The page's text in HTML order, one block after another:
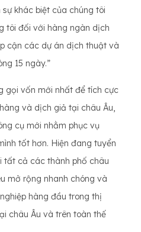
khác biệt của chúng tôi
tôi đối với hàng ngàn dịch
cận các dự án dịch thuật và
15 ngày.”
gọi vốn mới nhất để tích cực
và dịch giả tại châu Âu,
cụ mới nhằm phục vụ
tốt hơn. Hiện đang tuyển
tất cả các thành phố châu
mở rộng nhanh chóng và
hàng đầu trong thị
châu Âu và trên toàn thế